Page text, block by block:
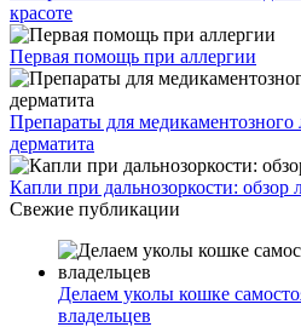
красоте
Первая помощь при аллергии
Препараты для медикаментозного
дерматита
Капли при дальнозоркости: обзор
Свежие публикации
Делаем уколы кошке
владельцев